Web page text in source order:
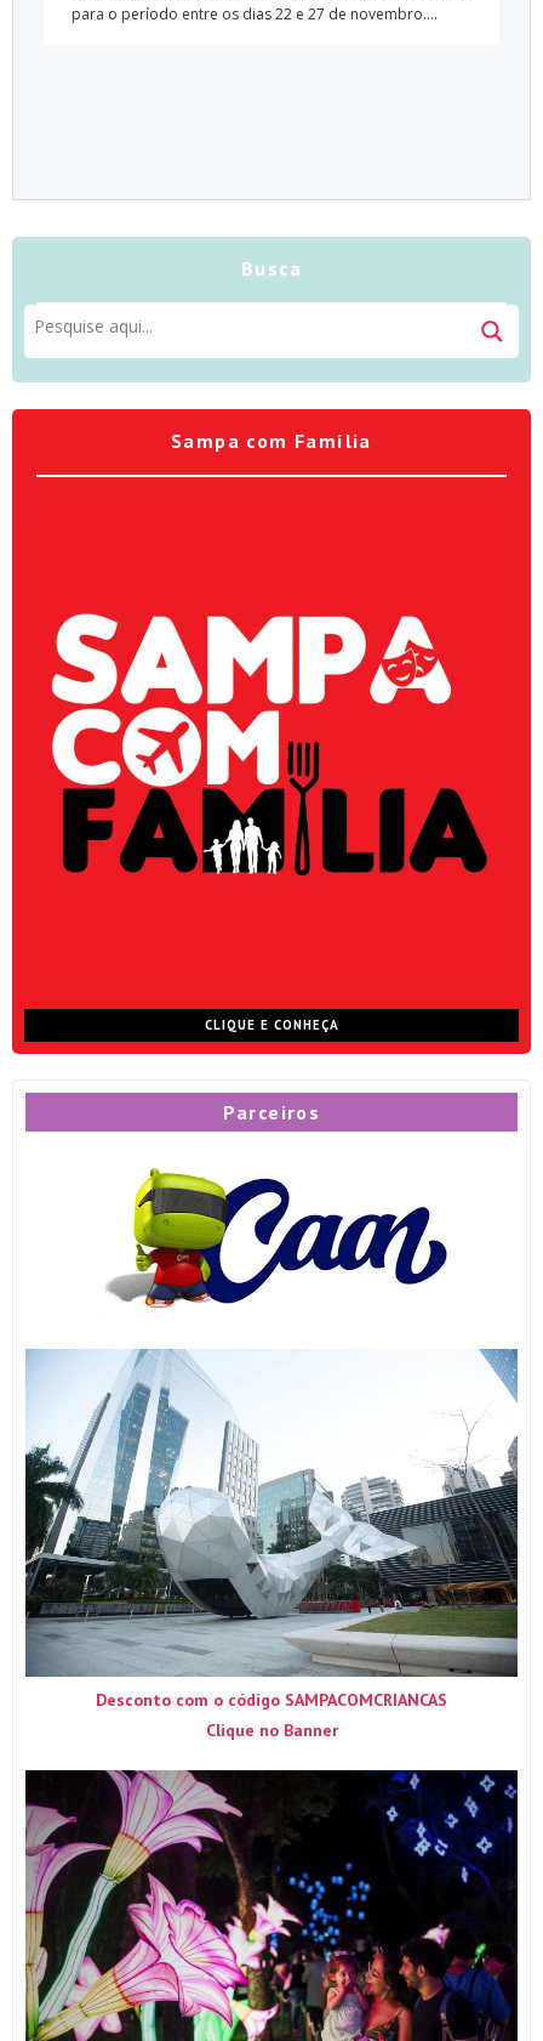
para o período entre os dias 22 e 27 de novembro....
Busca
Sampa com Família
CLIQUE E CONHEÇA
Parceiros
Desconto com o código SAMPACOMCRIANCAS
Clique no Banner